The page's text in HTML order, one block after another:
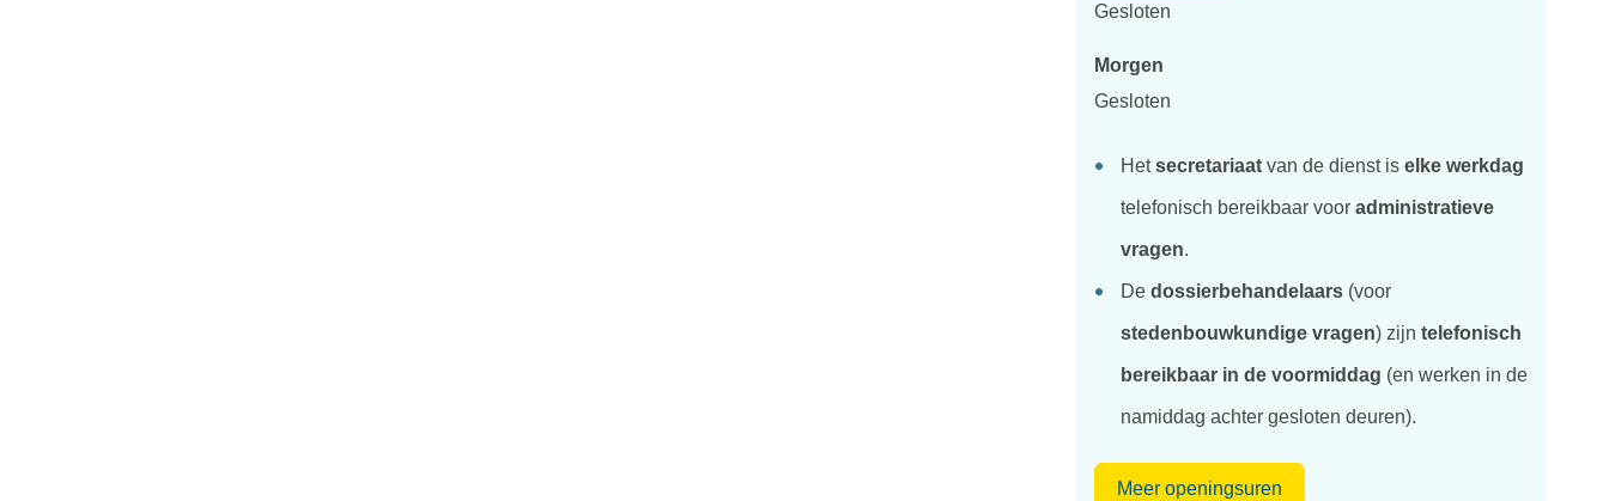
Gesloten
Morgen
Gesloten
Hetsecretariaat van de dienst iselke werkdag
telefonisch bereikbaar voor administratieve
vragen.
De dossierbehandelaars (voor
stedenbouwkundige vragen) zijn telefonisch
bereikbaar in de voormiddag (en werken in de
namiddag achter gesloten deuren).
Meer openingsurenMilieudienst